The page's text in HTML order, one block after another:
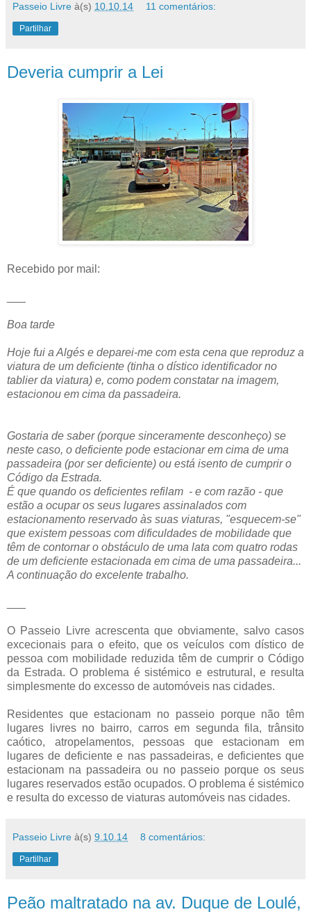
Passeio Livre à(s) 10.10.14 11 comentários:
Partilhar
Deveria cumprir a Lei
Recebido por mail:
Boa tarde
Hoje fui a Algés e deparei-me com esta cena que reproduz a
viatura de um deficiente (tinha o dístico identificador no
tablier da viatura) e, como podem constatar na imagem,
estacionou em cima da passadeira.
Gostaria de saber (porque sinceramente desconheço) se
neste caso, o deficiente pode estacionar em cima de uma
passadeira (por ser deficiente) ou está isento de cumprir o
Código da Estrada.
É que quando os deficientes refilam - e com razão - que
estão a ocupar os seus lugares assinalados com
estacionamento reservado às suas viaturas, "esquecem-se"
que existem pessoas com dificuldades de mobilidade que
têm de contornar o obstáculo de uma lata com quatro rodas
de um deficiente estacionada em cima de uma passadeira...
A continuação do excelente trabalho.
O Passeio Livre acrescenta que obviamente, salvo casos
excecionais para o efeito, que os veículos com dístico de
pessoa com mobilidade reduzida têm de cumprir o Código
da Estrada. O problema é sistémico e estrutural, e resulta
simplesmente do excesso de automóveis nas cidades.
Residentes que estacionam no passeio porque não têm
lugares livres no bairro, carros em segunda fila, trânsito
caótico, atropelamentos, pessoas que estacionam em
lugares de deficiente e nas passadeiras, e deficientes que
estacionam na passadeira ou no passeio porque os seus
lugares reservados estão ocupados. O problema é sistémico
e resulta do excesso de viaturas automóveis nas cidades.
Passeio Livre à(s) 9.10.14 8 comentários:
Partilhar
Peão maltratado na av. Duque de Loulé,